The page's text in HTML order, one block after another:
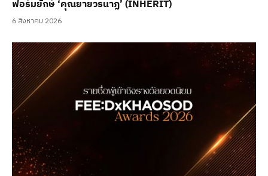
ฟอร์มยักษ์ ‘คุณยายวรนาฏ’ (INHERIT)
6 สิงหาคม 2026